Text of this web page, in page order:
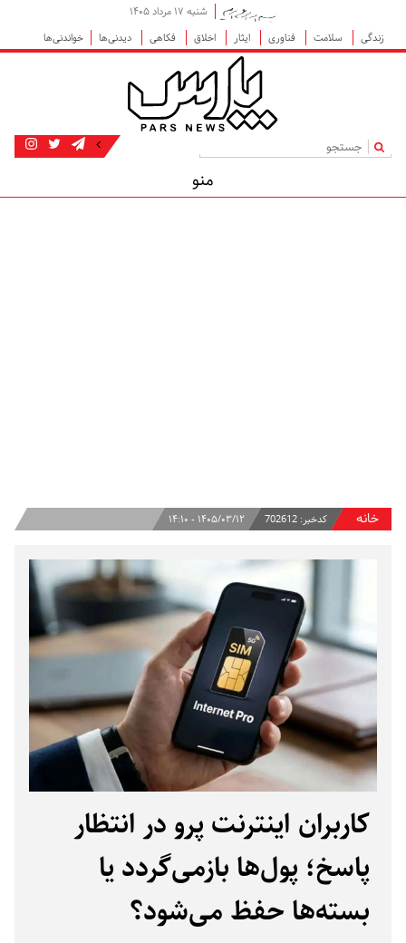
شنبه ۱۷ مرداد ۱۴۰۵
زندگی
سلامت فناوری ایثار اخلاق فکاهی دیدنی‌ها خواندنی‌ها
|
منو
خانه کدخبر: 702612 ۱۴۰۵/۰۳/۱۲ - ۱۴:۱۰
کاربران اینترنت پرو در انتظار
پاسخ؛ پول‌ها بازمی‌گردد یا
بسته‌ها حفظ می‌شود؟